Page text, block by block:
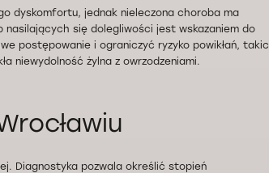
dyskomfortu, jednak nieleczona choroba ma
nasilających się dolegliwości jest wskazaniem do
postępowanie i ograniczyć ryzyko powikłań,
niewydolność żylna z owrzodzeniami.
Diagnostyka pozwala określić stopień